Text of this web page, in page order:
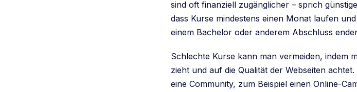
sind oft finanziell zugänglicher – sprich
dass Kurse mindestens einen Monat laufen
einem Bachelor oder anderem Abschluss
Schlechte Kurse kann man vermeiden, indem
zieht und auf die Qualität der Webseiten
eine Community, zum Beispiel einen Online-